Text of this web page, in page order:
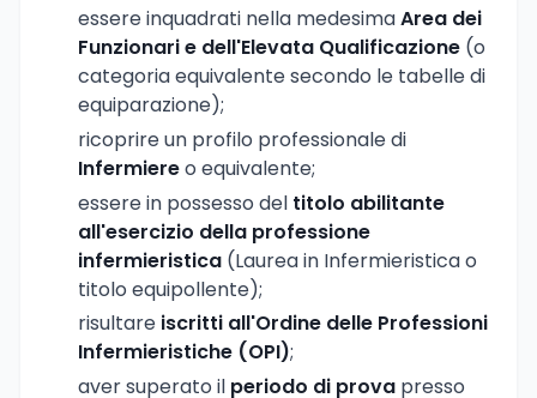
essere inquadrati nella medesimaArea dei
Funzionari e dell'Elevata Qualificazione (o
categoria equivalente secondo le tabelle di
equiparazione);
ricoprire un profilo professionale di
Infermiereo equivalente;
essere in possesso del titolo abilitante
all'esercizio della professione
infermieristica (Laurea in Infermieristica o
titolo equipollente);
risultare iscritti all'Ordine delle Professioni
Infermieristiche (OPI);
aver superato il periodo di prova presso